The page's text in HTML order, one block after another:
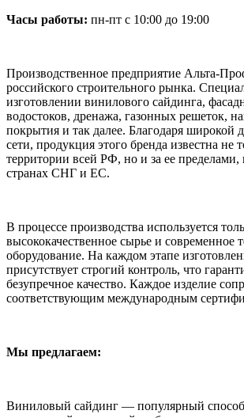
Часы работы: пн-пт с 10:00 до 19:00
Производственное предприятие Альта-
российского строительного рынка.
изготовлении винилового сайдинга,
водостоков, дренажа, газонных решеток,
покрытия и так далее. Благодаря широкой
сети, продукция этого бренда известна не
территории всей РФ, но и за ее пределами,
странах СНГ и ЕС.
В процессе производства используется
высококачественное сырье и современное
оборудование. На каждом этапе
присутствует строгий контроль, что
безупречное качество. Каждое изделие
соответствующим международным
Мы предлагаем:
Виниловый сайдинг — популярный способ